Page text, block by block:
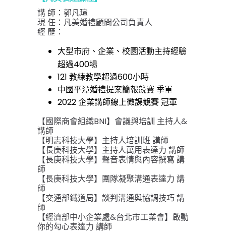
講 師：郭凡瑄
現 任：凡美婚禮顧問公司負責人
經 歷：
大型市府、企業、校園活動主持經驗
超過400場
121 教練教學超過600小時
中國平潭婚禮提案簡報競賽 季軍
2022 企業講師線上微課競賽 冠軍
【國際商會組織BNI】會議與培訓 主持人&
講師
【明志科技大學】主持人培訓班 講師
【長庚科技大學】主持人萬用表達力 講師
【長庚科技大學】聲音表情與內容撰寫 講
師
【長庚科技大學】團隊凝聚溝通表達力 講
師
【交通部鐵道局】談判溝通與協調技巧 講
師
【經濟部中小企業處&台北市工業會】啟動
你的勾心表達力 講師